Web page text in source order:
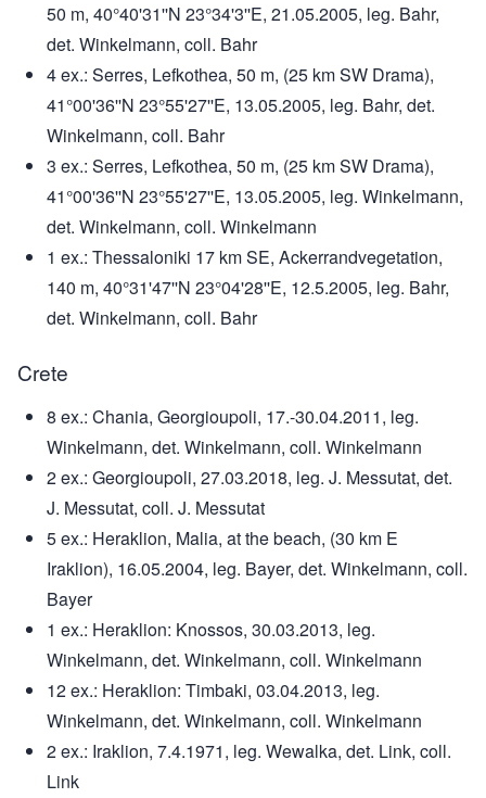
50 m, 40°40'31''N 23°34'3''E, 21.05.2005, leg. Bahr,
det. Winkelmann, coll. Bahr
4 ex.: Serres, Lefkothea, 50 m, (25 km SW Drama),
41°00'36''N 23°55'27''E, 13.05.2005, leg. Bahr, det.
Winkelmann, coll. Bahr
3 ex.: Serres, Lefkothea, 50 m, (25 km SW Drama),
41°00'36''N 23°55'27''E, 13.05.2005, leg. Winkelmann,
det. Winkelmann, coll. Winkelmann
1 ex.: Thessaloniki 17 km SE, Ackerrandvegetation,
140 m, 40°31'47''N 23°04'28''E, 12.5.2005, leg. Bahr,
det. Winkelmann, coll. Bahr
Crete
8 ex.: Chania, Georgioupoli, 17.-30.04.2011, leg.
Winkelmann, det. Winkelmann, coll. Winkelmann
2 ex.: Georgioupoli, 27.03.2018, leg. J. Messutat, det.
J. Messutat, coll. J. Messutat
5 ex.: Heraklion, Malia, at the beach, (30 km E
Iraklion), 16.05.2004, leg. Bayer, det. Winkelmann, coll.
Bayer
1 ex.: Heraklion: Knossos, 30.03.2013, leg.
Winkelmann, det. Winkelmann, coll. Winkelmann
12 ex.: Heraklion: Timbaki, 03.04.2013, leg.
Winkelmann, det. Winkelmann, coll. Winkelmann
2 ex.: Iraklion, 7.4.1971, leg. Wewalka, det. Link, coll.
Link